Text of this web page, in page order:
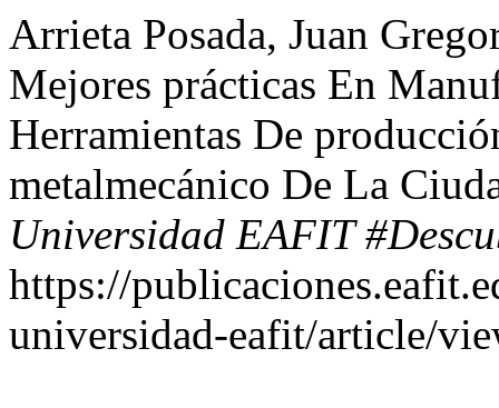
Arrieta Posada, Juan
Mejores prácticas En
Herramientas De
metalmecánico De La
Universidad EAFIT
https://
universidad-eafit/article/